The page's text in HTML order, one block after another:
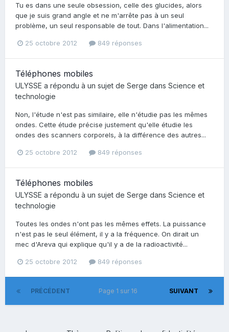
Tu es dans une seule obsession, celle des glucides, alors
que je suis grand angle et ne m'arrête pas à un seul
problème, un seul responsable de tout. Dans l'alimentation...
25 octobre 2012 849 réponses
Téléphones mobiles
ULYSSE a répondu à un sujet de Serge dans Science et
technologie
Non, l'étude n'est pas similaire, elle n'étudie pas les mêmes
ondes. Cette étude précise justement qu'elle étudie les
ondes des scanners corporels, à la différence des autres...
25 octobre 2012 849 réponses
Téléphones mobiles
ULYSSE a répondu à un sujet de Serge dans Science et
technologie
Toutes les ondes n'ont pas les mêmes effets. La puissance
n'est pas le seul élément, il y a la fréquence. On dirait un
mec d'Areva qui explique qu'il y a de la radioactivité...
25 octobre 2012 849 réponses
PRÉCÉDENT SUIVANT
Page 1 sur 16